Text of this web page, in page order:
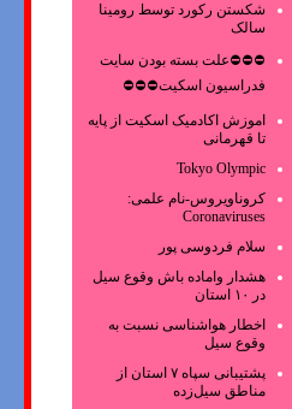
شکستن رکورد توسط رومینا
سالک
⛔⛔⛔علت بسته بودن سایت
فدراسیون اسکیت⛔⛔⛔
اموزش اکادمیک اسکیت از پایه
تا قهرمانی
Tokyo Olympic
کروناویروس‌-نام علمی:
Coronaviruses
سلام فردوسی پور
هشدار واماده باش وقوع سیل
در ۱۰ استان
اخطار هواشناسی نسبت به
وقوع سیل
پشتیبانی سپاه ۷ استان از
مناطق سیل‌زده